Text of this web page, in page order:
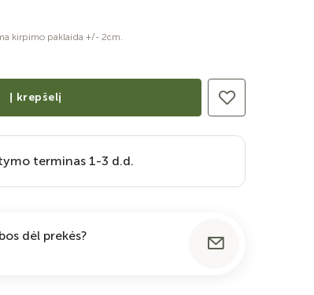
kirpimo paklaida +/- 2cm.
Į krepšelį
terminas 1-3 d.d.
dėl prekės?